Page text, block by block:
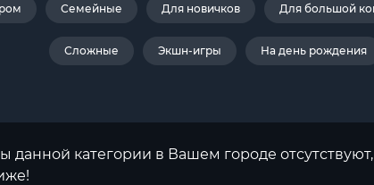
Семейные Для новичков Для большой
Сложные Экшн-игры На день рождения
данной категории в Вашем городе